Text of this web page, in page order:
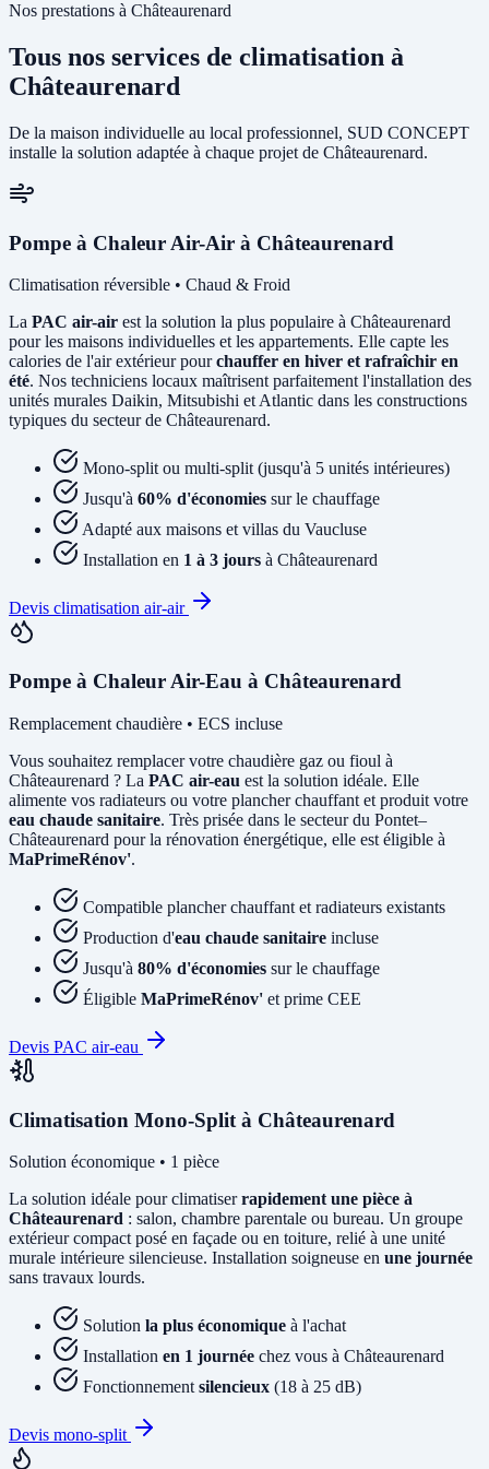
Nos prestations à Châteaurenard
Tous nos services de climatisation à
Châteaurenard
De la maison individuelle au local professionnel, SUD CONCEPT
installe la solution adaptée à chaque projet de Châteaurenard.
Pompe à Chaleur Air-Air à Châteaurenard
Climatisation réversible • Chaud & Froid
La PAC air-air est la solution la plus populaire à Châteaurenard
pour les maisons individuelles et les appartements. Elle capte les
calories de l'air extérieur pourchauffer en hiver et rafraîchir en
été. Nos techniciens locaux maîtrisent parfaitement l'installation des
unités murales Daikin, Mitsubishi et Atlantic dans les constructions
typiques du secteur de Châteaurenard.
Mono-split ou multi-split (jusqu'à 5 unités intérieures)
Jusqu'à 60% d'économies sur le chauffage
Adapté aux maisons et villas du Vaucluse
Installation en 1 à 3 jours à Châteaurenard
Devis climatisation air-air
Pompe à Chaleur Air-Eau à Châteaurenard
Remplacement chaudière • ECS incluse
Vous souhaitez remplacer votre chaudière gaz ou fioul à
Châteaurenard ? La PAC air-eau est la solution idéale. Elle
alimente vos radiateurs ou votre plancher chauffant et produit votre
eau chaude sanitaire. Très prisée dans le secteur du Pontet–
Châteaurenard pour la rénovation énergétique, elle est éligible à
MaPrimeRénov'.
Compatible plancher chauffant et radiateurs existants
Production d'eau chaude sanitaire incluse
Jusqu'à 80% d'économies sur le chauffage
Éligible MaPrimeRénov' et prime CEE
Devis PAC air-eau
Climatisation Mono-Split à Châteaurenard
Solution économique • 1 pièce
La solution idéale pour climatiserrapidement une pièce à
Châteaurenard : salon, chambre parentale ou bureau. Un groupe
extérieur compact posé en façade ou en toiture, relié à une unité
murale intérieure silencieuse. Installation soigneuse en une journée
sans travaux lourds.
Solution la plus économique à l'achat
Installation en 1 journée chez vous à Châteaurenard
Fonctionnement silencieux (18 à 25 dB)
Devis mono-split